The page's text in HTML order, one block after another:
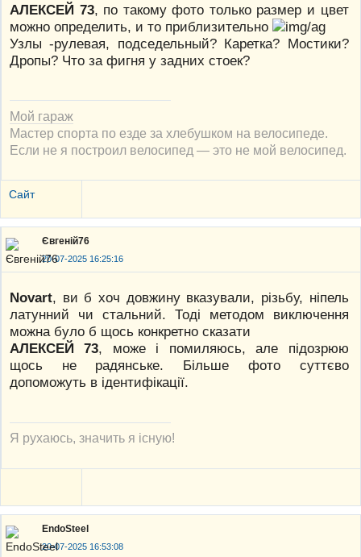
АЛЕКСЕЙ 73, по такому фото только размер и цвет
можно определить, и то приблизительно
Узлы -рулевая, подседельный? Каретка? Мостики?
Дропы? Что за фигня у задних стоек?
Мой гараж
Мастер спорта по езде за хлебушком на велосипеде.
Если не я построил велосипед — это не мой велосипед.
Сайт
Євгеній76
20-07-2025 16:25:16
Novart, ви б хоч довжину вказували, різьбу, ніпель
латунний чи стальний. Тоді методом виключення
можна було б щось конкретно сказати
АЛЕКСЕЙ 73, може і помиляюсь, але підозрюю
щось не радянське. Більше фото суттєво
допоможуть в ідентифікації.
Я рухаюсь, значить я існую!
EndoSteel
20-07-2025 16:53:08